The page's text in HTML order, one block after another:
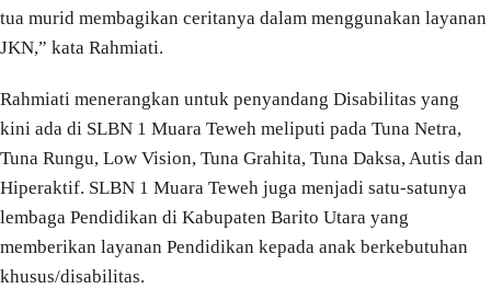
tua murid membagikan ceritanya dalam menggunakan layanan
JKN,” kata Rahmiati.
Rahmiati menerangkan untuk penyandang Disabilitas yang
kini ada di SLBN 1 Muara Teweh meliputi pada Tuna Netra,
Tuna Rungu, Low Vision, Tuna Grahita, Tuna Daksa, Autis dan
Hiperaktif. SLBN 1 Muara Teweh juga menjadi satu-satunya
lembaga Pendidikan di Kabupaten Barito Utara yang
memberikan layanan Pendidikan kepada anak berkebutuhan
khusus/disabilitas.